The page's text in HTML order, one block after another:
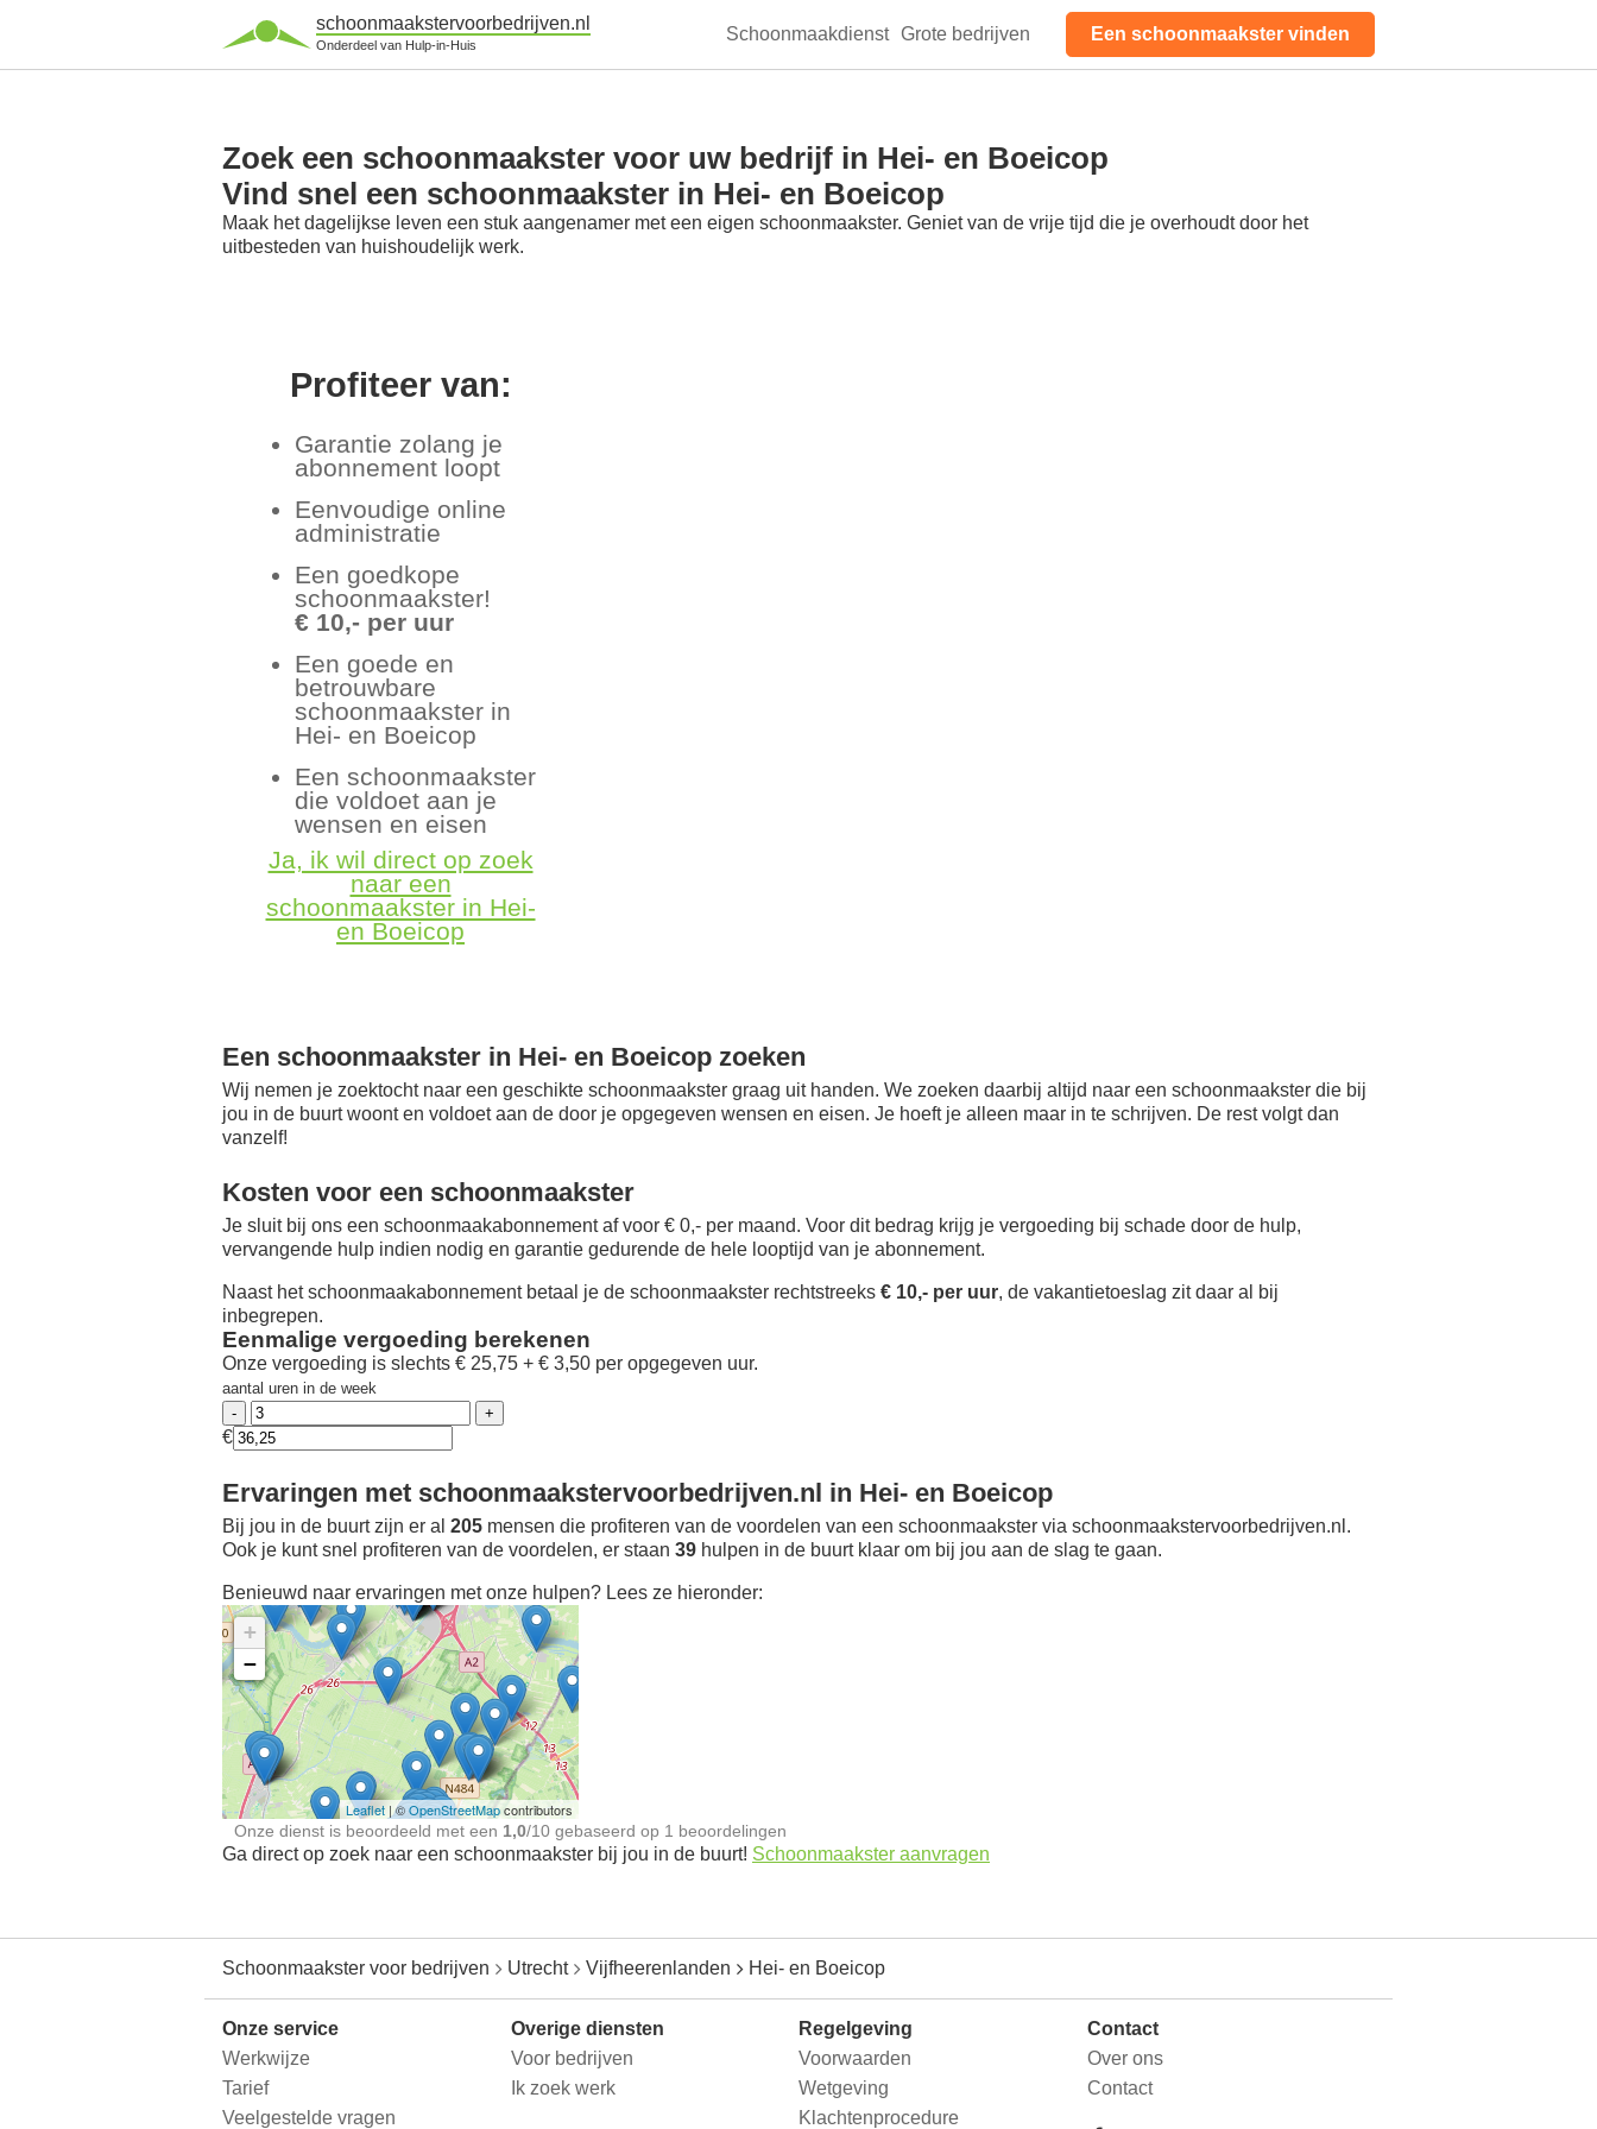
schoonmaakstervoorbedrijven.nl
Onderdeel van Hulp-in-Huis
Schoonmaakdienst Grote bedrijven Een schoonmaakster vinden
Zoek een schoonmaakster voor uw bedrijf in Hei- en Boeicop
Vind snel een schoonmaakster in Hei- en Boeicop
Maak het dagelijkse leven een stuk aangenamer met een eigen schoonmaakster. Geniet van de vrije tijd die je overhoudt door het
uitbesteden van huishoudelijk werk.
Profiteer van:
Garantie zolang je
abonnement loopt
Eenvoudige online
administratie
Een goedkope
schoonmaakster!
€ 10,- per uur
Een goede en
betrouwbare
schoonmaakster in
Hei- en Boeicop
Een schoonmaakster
die voldoet aan je
wensen en eisen
Ja, ik wil direct op zoek
naar een
schoonmaakster in Hei-
en Boeicop
Een schoonmaakster in Hei- en Boeicop zoeken
Wij nemen je zoektocht naar een geschikte schoonmaakster graag uit handen. We zoeken daarbij altijd naar een schoonmaakster die bij
jou in de buurt woont en voldoet aan de door je opgegeven wensen en eisen. Je hoeft je alleen maar in te schrijven. De rest volgt dan
vanzelf!
Kosten voor een schoonmaakster
Je sluit bij ons een schoonmaakabonnement af voor € 0,- per maand. Voor dit bedrag krijg je vergoeding bij schade door de hulp,
vervangende hulp indien nodig en garantie gedurende de hele looptijd van je abonnement.
Naast het schoonmaakabonnement betaal je de schoonmaakster rechtstreeks € 10,- per uur, de vakantietoeslag zit daar al bij
inbegrepen.
Eenmalige vergoeding berekenen
Onze vergoeding is slechts € 25,75 + € 3,50 per opgegeven uur.
aantal uren in de week
€
Ervaringen met schoonmaakstervoorbedrijven.nl in Hei- en Boeicop
Bij jou in de buurt zijn er al 205 mensen die profiteren van de voordelen van een schoonmaakster via schoonmaakstervoorbedrijven.nl.
Ook je kunt snel profiteren van de voordelen, er staan 39 hulpen in de buurt klaar om bij jou aan de slag te gaan.
Benieuwd naar ervaringen met onze hulpen? Lees ze hieronder:
Ontdek meer ervaringen
Schoonmaakster bij
jou in de buurt
+
−
Leaflet | ©OpenStreetMapcontributors
Onze dienst is beoordeeld met een 1,0/10 gebaseerd op 1 beoordelingen
Ga direct op zoek naar een schoonmaakster bij jou in de buurt! Schoonmaakster aanvragen
Schoonmaakster voor bedrijven Utrecht Vijfheerenlanden Hei- en Boeicop
Onze service
Werkwijze
Tarief
Veelgestelde vragen
Overige diensten
Voor bedrijven
Ik zoek werk
Regelgeving
Voorwaarden
Wetgeving
Klachtenprocedure
Contact
Over ons
Contact